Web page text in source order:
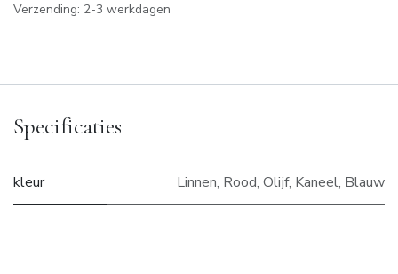
Verzending: 2-3 werkdagen
Specificaties
kleur Linnen, Rood, Olijf, Kaneel, Blauw